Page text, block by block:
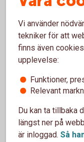
Varning
Swish.nu varnar
bedragare visar
betalningar.
Vi använder
tekniker för att
finns även
upplevelse:
Funktioner,
Relevant
Du kan ta tillbaka
längst ner på
är inloggad. Så